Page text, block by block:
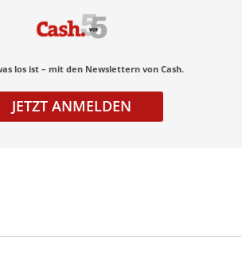
los ist – mit den Newslettern von Cash.
JETZT ANMELDEN